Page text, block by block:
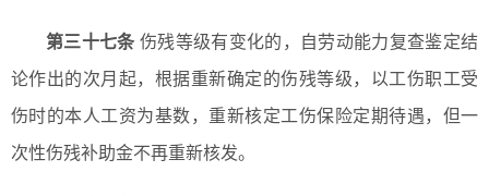
第三十七条 伤残等级有变化的，自劳动能力复查鉴定结
论作出的次月起，根据重新确定的伤残等级，以工伤职工受
伤时的本人工资为基数，重新核定工伤保险定期待遇，但一
次性伤残补助金不再重新核发。